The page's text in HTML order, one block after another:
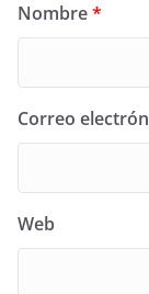
Nombre*
Correo
Web